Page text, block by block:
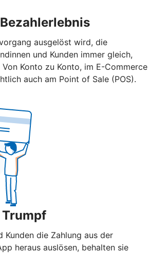
ausgelöst wird, die
und Kunden immer gleich,
Konto zu Konto, im E-Commerce
auch am Point of Sale (POS).
Kunden die Zahlung aus der
heraus auslösen, behalten sie